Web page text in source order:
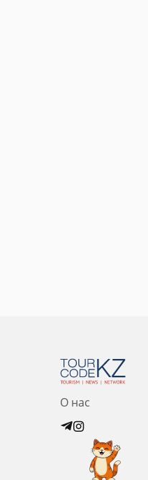
О нас